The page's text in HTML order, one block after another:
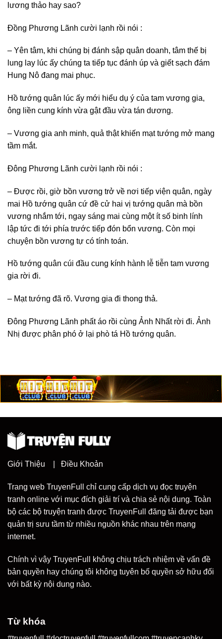
lương thảo hay sao?
Đồng Phương Lãnh cười lạnh rồi nói :
– Yên tâm, khi chúng bị đánh sập quân doanh, tâm thế bị
lung lay lúc ấy chúng ta tiếp tục đánh úp và giết sạch đám
Hung Nô đang mai phục.
Hồ tướng quân lúc ấy mới hiểu dụ ý của tam vương gia,
ông liền cung kính vừa gật đầu vừa tán dương.
– Vương gia anh minh, quả thật khiến mạt tướng mở mang
tầm mắt.
Đông Phương Lãnh cười lạnh rồi nói :
– Được rồi, giờ bồn vương trở về nơi tiếp viện quân, ngày
mai Hồ tướng quân cứ đề cử hai vị tướng quân mà bồn
vương nhắm tới, ngay sáng mai cùng một ít số binh lính
lập tức đi tới phía trước tiếp đón bổn vương. Còn mọi
chuyện bồn vương tự có tính toán.
Hồ tướng quân cúi đầu cung kính hành lễ tiễn tam vương
gia rời đi.
– Mạt tướng đã rõ. Vương gia đi thong thả.
Đông Phương Lãnh phất áo rồi cùng Ảnh Nhất rời đi. Ảnh
Nhị được phân phó ở lại phò tá Hồ tướng quân.
Giới Thiệu Điều Khoản
Trang web TruyenFull chỉ cung cấp dịch vụ đọc truyện
tranh online với mục đích giải trí và chia sẻ nội dung. Toàn
bộ các bộ truyện tranh được TruyenFull đăng tải được bạn
quản trị sưu tầm từ nhiều nguồn khác nhau trên mạng
internet.
Chính vì vậy TruyenFull không chịu trách nhiệm về vấn đề
bản quyền hay chúng tôi không tuyên bố quyền sở hữu đối
với bất kỳ nội dung nào.
Từ khóa